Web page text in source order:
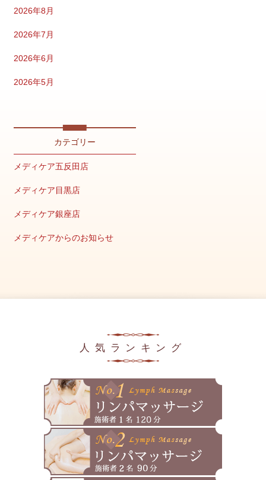
2026年8月
2026年7月
2026年6月
2026年5月
2026年2月
2026年1月
2025年3月
2025年2月
2025年1月
2024年12月
カテゴリー
メディケア五反田店
メディケア目黒店
メディケア銀座店
メディケアからのお知らせ
人気ランキング